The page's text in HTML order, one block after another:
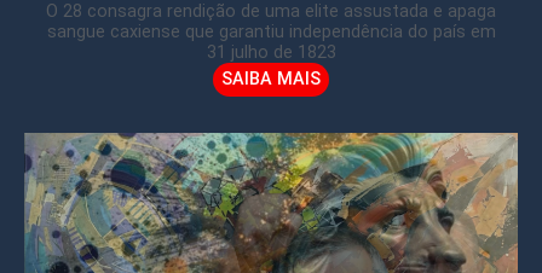
O 28 consagra rendição de uma elite assustada e apaga
sangue caxiense que garantiu independência do país em
31 julho de 1823
SAIBA MAIS